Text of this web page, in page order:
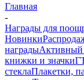
Главная
-
Награды для
Новинки
наградыАктивный
книжки и значки
стеклаПлакетки,